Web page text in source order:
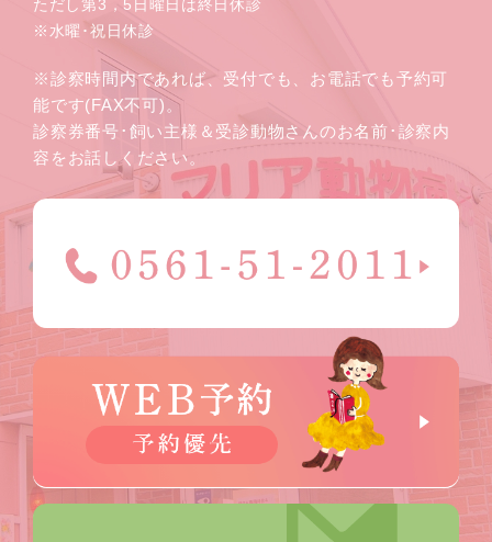
ただし第3，5日曜日は終日休診
※水曜･祝日休診
※診察時間内であれば、受付でも、お電話でも予約可
能です(FAX不可)。
診察券番号･飼い主様＆受診動物さんのお名前･診察内
容をお話しください。